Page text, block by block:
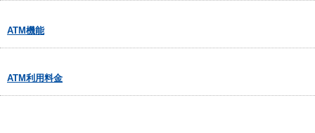
ATM機能
ATM利用料金